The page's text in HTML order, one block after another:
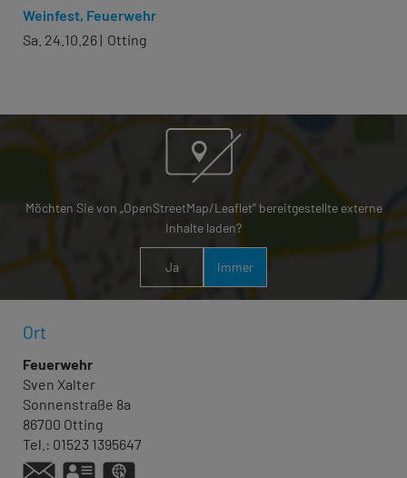
Weinfest, Feuerwehr
Sa. 24.10.26
Otting
Möchten Sie von „OpenStreetMap/Leaflet“ bereitgestellte externe
Inhalte laden?
Ja Immer
Ort
Feuerwehr
Sven Xalter
Sonnenstraße 8a
86700 Otting
Tel.: 01523 1395647
vCard